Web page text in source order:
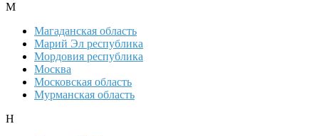
М
Магаданская область
Марий Эл республика
Мордовия республика
Москва
Московская область
Мурманская область
Н